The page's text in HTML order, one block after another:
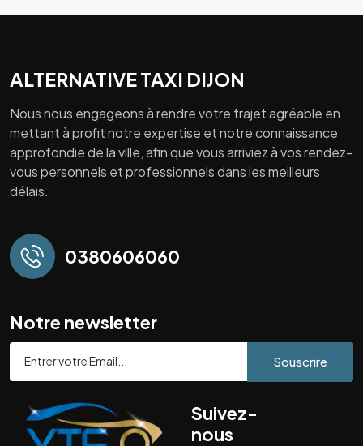
ALTERNATIVE TAXI DIJON
Nous nous engageons à rendre votre trajet agréable en
mettant à profit notre expertise et notre connaissance
approfondie de la ville, afin que vous arriviez à vos rendez-
vous personnels et professionnels dans les meilleurs
délais.
0380606060
Notre newsletter
Souscrire
Suivez-
nous